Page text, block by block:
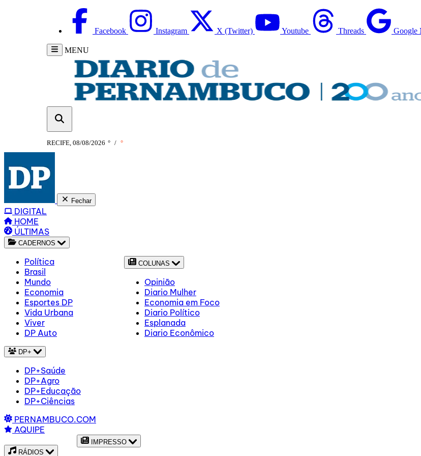
Facebook Instagram X (Twitter) Youtube Threads Google
MENU
RECIFE, 08/08/2026 ° / °
Fechar
DIGITAL
HOME
ÚLTIMAS
CADERNOS
Política
Brasil
Mundo
Economia
Esportes DP
Vida Urbana
Viver
DP Auto
COLUNAS
Opinião
Diario Mulher
Economia em Foco
Diario Político
Esplanada
Diario Econômico
DP+
DP+Saúde
DP+Agro
DP+Educação
DP+Ciências
PERNAMBUCO.COM
AQUIPE
RÁDIOS
IMPRESSO